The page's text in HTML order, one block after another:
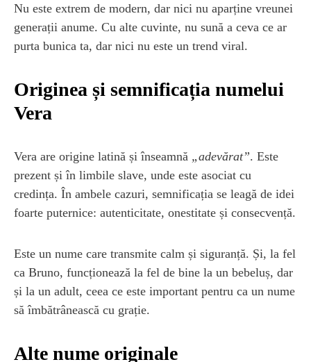
Nu este extrem de modern, dar nici nu aparține vreunei
generații anume. Cu alte cuvinte, nu sună a ceva ce ar
purta bunica ta, dar nici nu este un trend viral.
Originea și semnificația numelui
Vera
Vera are origine latină și înseamnă „adevărat”. Este
prezent și în limbile slave, unde este asociat cu
credința. În ambele cazuri, semnificația se leagă de idei
foarte puternice: autenticitate, onestitate și consecvență.
Este un nume care transmite calm și siguranță. Și, la fel
ca Bruno, funcționează la fel de bine la un bebeluș, dar
și la un adult, ceea ce este important pentru ca un nume
să îmbătrânească cu grație.
Alte nume originale